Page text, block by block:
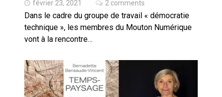
février 23, 2021 2 comments
Dans le cadre du groupe de travail « démocratie
technique », les membres du Mouton Numérique
vont à la rencontre…